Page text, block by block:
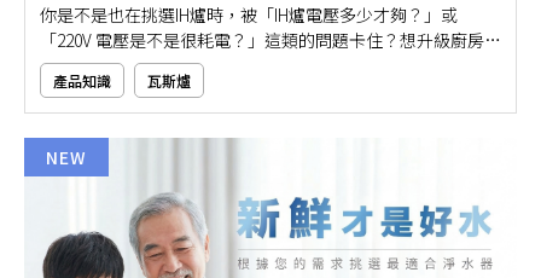
你是不是也在挑選IH爐時，被「IH爐電壓多少才夠？」或
「220V 電壓是不是很耗電？」這類的問題卡住？想升級廚房設
備，卻又怕家裡電路不夠、用到一半跳電，或不小心選到太耗
電的款式。其實，IH爐電壓該怎麼選，重點在於你的使用烹飪
需求與家中電路配置。就讓本文用簡單又好懂的方式帶大家一
起搞懂IH爐電壓規格，讓你安心選購不盲猜！
產品知識 瓦斯爐
NEW